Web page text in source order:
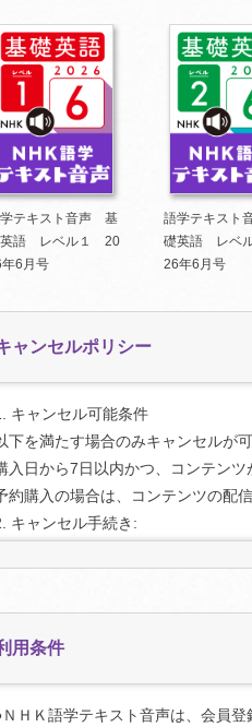
テキスト音声 基
語 レベル１ 20
6月号
語学テキスト
礎英語 レベ
26年6月号
ャンセルポリシー
キャンセル可能条件
下を満たす場合のみキャンセルが
入日から7日以内かつ、コンテン
約購入の場合は、コンテンツの配
キャンセル手続き:
用条件
ＮＨＫ語学テキスト音声は、会員